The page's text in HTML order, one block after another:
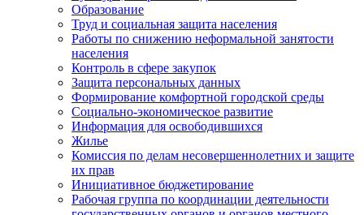
Образование
Труд и социальная защита населения
Работы по снижению неформальной занятости
населения
Контроль в сфере закупок
Защита персональных данных
Формирование комфортной городской среды
Социально-экономическое развитие
Информация для освободившихся
Жилье
Комиссия по делам несовершеннолетних и защите
их прав
Инициативное бюджетирование
Рабочая группа по координации деятельности